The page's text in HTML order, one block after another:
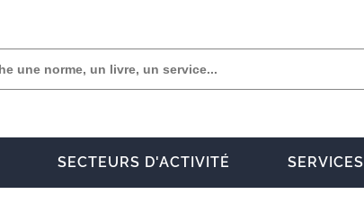
SECTEURS D'ACTIVITÉ SERVICES